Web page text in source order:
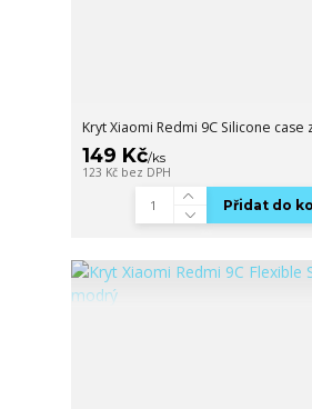
Kryt Xiaomi Redmi 9C Silicone case
149 Kč/ks
123 Kč bez DPH
Přidat do